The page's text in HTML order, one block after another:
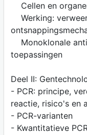
Cellen en
Werking:
Monoklonale
toepassingen
Deel II:
- PCR: principe,
reactie, risico's en
- PCR-varianten
- Kwantitatieve